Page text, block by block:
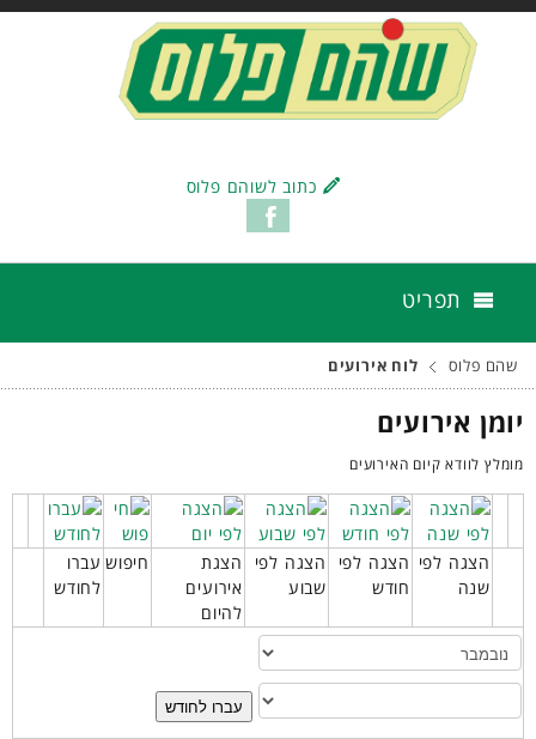
כתוב לשוהם פלוס
תפריט
שהם פלוס לוח אירועים
יומן אירועים
מומלץ לוודא קיום האירועים
הצגה לפי
שנה
הצגה לפי
חודש
הצגה לפי
שבוע
הצגת
אירועים
להיום
חיפוש עברו
לחודש
עברו לחודש